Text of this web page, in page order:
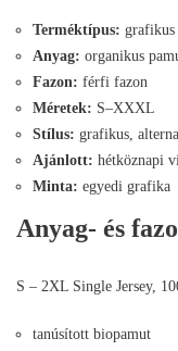
Terméktípus:
Anyag: organikus
Fazon: férfi fazon
Méretek: S–XXXL
Stílus: grafikus,
Ajánlott: hétköznapi
Minta: egyedi grafika
Anyag- és
S – 2XL Single Jersey,
tanúsított biopamut